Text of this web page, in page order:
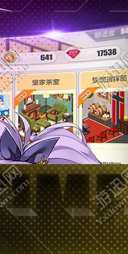
凌天仙境
角色扮演
查看
推荐游戏